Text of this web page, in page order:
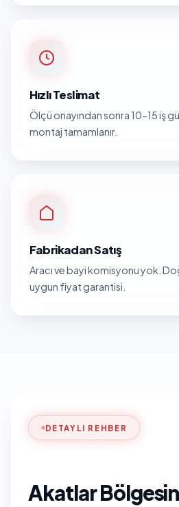
Hızlı Teslimat
Ölçü onayından sonra 10-15 iş
montaj tamamlanır.
Fabrikadan Satış
Aracı ve bayi komisyonu yok.
uygun fiyat garantisi.
DETAYLI REHBER
Akatlar